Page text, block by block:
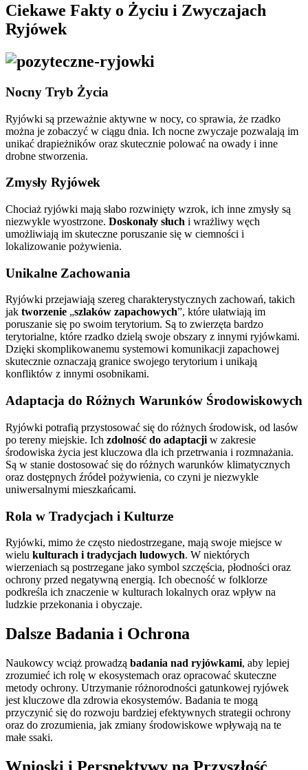
Ciekawe Fakty o Życiu i Zwyczajach
Ryjówek
Nocny Tryb Życia
Ryjówki są przeważnie aktywne w nocy, co sprawia, że rzadko
można je zobaczyć w ciągu dnia. Ich nocne zwyczaje pozwalają im
unikać drapieżników oraz skutecznie polować na owady i inne
drobne stworzenia.
Zmysły Ryjówek
Chociaż ryjówki mają słabo rozwinięty wzrok, ich inne zmysły są
niezwykle wyostrzone. Doskonały słuch i wrażliwy węch
umożliwiają im skuteczne poruszanie się w ciemności i
lokalizowanie pożywienia.
Unikalne Zachowania
Ryjówki przejawiają szereg charakterystycznych zachowań, takich
jak tworzenie „szlaków zapachowych”, które ułatwiają im
poruszanie się po swoim terytorium. Są to zwierzęta bardzo
terytorialne, które rzadko dzielą swoje obszary z innymi ryjówkami.
Dzięki skomplikowanemu systemowi komunikacji zapachowej
skutecznie oznaczają granice swojego terytorium i unikają
konfliktów z innymi osobnikami.
Adaptacja do Różnych Warunków Środowiskowych
Ryjówki potrafią przystosować się do różnych środowisk, od lasów
po tereny miejskie. Ich zdolność do adaptacji w zakresie
środowiska życia jest kluczowa dla ich przetrwania i rozmnażania.
Są w stanie dostosować się do różnych warunków klimatycznych
oraz dostępnych źródeł pożywienia, co czyni je niezwykle
uniwersalnymi mieszkańcami.
Rola w Tradycjach i Kulturze
Ryjówki, mimo że często niedostrzegane, mają swoje miejsce w
wielu kulturach i tradycjach ludowych. W niektórych
wierzeniach są postrzegane jako symbol szczęścia, płodności oraz
ochrony przed negatywną energią. Ich obecność w folklorze
podkreśla ich znaczenie w kulturach lokalnych oraz wpływ na
ludzkie przekonania i obyczaje.
Dalsze Badania i Ochrona
Naukowcy wciąż prowadzą badania nad ryjówkami, aby lepiej
zrozumieć ich rolę w ekosystemach oraz opracować skuteczne
metody ochrony. Utrzymanie różnorodności gatunkowej ryjówek
jest kluczowe dla zdrowia ekosystemów. Badania te mogą
przyczynić się do rozwoju bardziej efektywnych strategii ochrony
oraz do zrozumienia, jak zmiany środowiskowe wpływają na te
małe ssaki.